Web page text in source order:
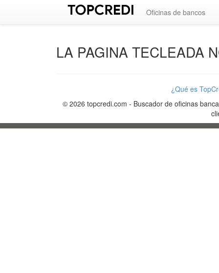
Oficinas de bancos
LA PAGINA TECLEADA
¿Qué es
© 2026 topcredi.com - Buscador de oficinas